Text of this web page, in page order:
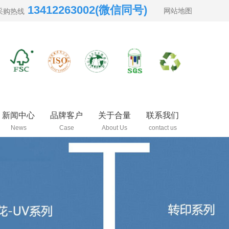
购热线 13412263002(微信同号) 网站地图
新闻中心
News
品牌客户
Case
关于合量
About Us
联系我们
contact us